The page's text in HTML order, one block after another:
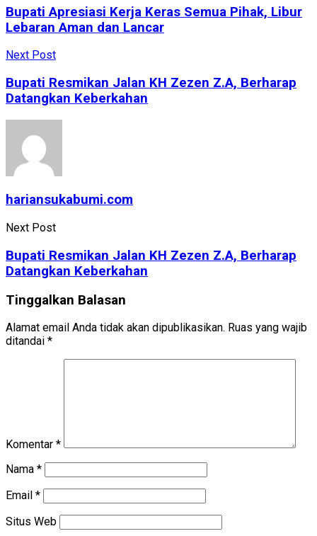
Bupati Apresiasi Kerja Keras Semua Pihak, Libur
Lebaran Aman dan Lancar
Next Post
Bupati Resmikan Jalan KH Zezen Z.A, Berharap
Datangkan Keberkahan
hariansukabumi.com
Next Post
Bupati Resmikan Jalan KH Zezen Z.A, Berharap
Datangkan Keberkahan
Tinggalkan Balasan
Alamat email Anda tidak akan dipublikasikan. Ruas yang wajib
ditandai *
Komentar *
Nama *
Email *
Situs Web